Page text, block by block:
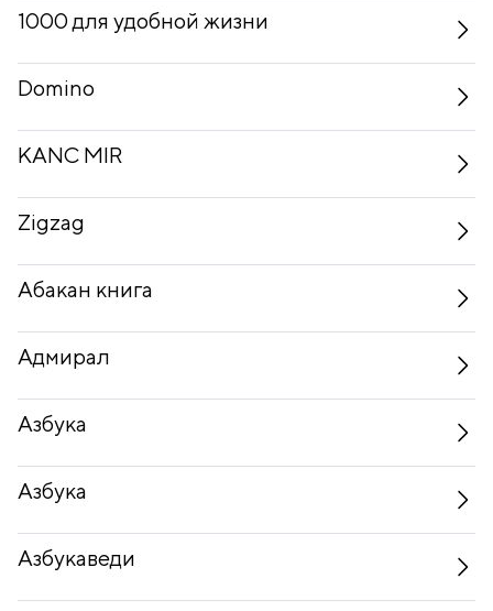
1000 для удобной жизни
Domino
KANC MIR
Zigzag
Абакан книга
Адмирал
Азбука
Азбука
Азбукаведи